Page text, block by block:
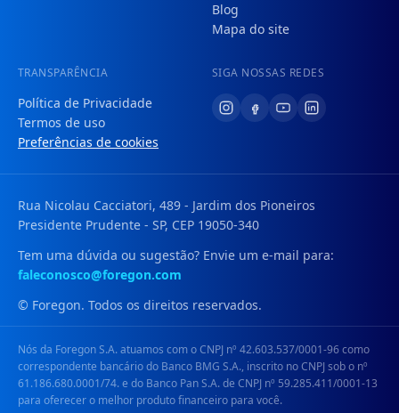
Blog
Mapa do site
TRANSPARÊNCIA
Política de Privacidade
Termos de uso
Preferências de cookies
SIGA NOSSAS REDES
Rua Nicolau Cacciatori, 489 - Jardim dos Pioneiros
Presidente Prudente - SP, CEP 19050-340
Tem uma dúvida ou sugestão? Envie um e-mail para:
faleconosco@foregon.com
© Foregon. Todos os direitos reservados.
Nós da Foregon S.A. atuamos com o CNPJ nº 42.603.537/0001-96 como
correspondente bancário do Banco BMG S.A., inscrito no CNPJ sob o nº
61.186.680.0001/74. e do Banco Pan S.A. de CNPJ nº 59.285.411/0001-13
para oferecer o melhor produto financeiro para você.